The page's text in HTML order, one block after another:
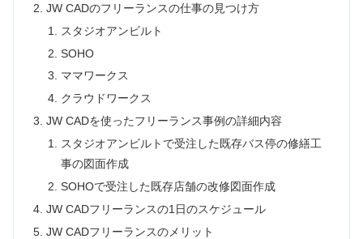
JW CADのフリーランスの仕事の見つけ方
スタジオアンビルト
SOHO
ママワークス
クラウドワークス
JW CADを使ったフリーランス事例の詳細内容
スタジオアンビルトで受注した既存バス停の修繕工
事の図面作成
SOHOで受注した既存店舗の改修図面作成
JW CADフリーランスの1日のスケジュール
JW CADフリーランスのメリット